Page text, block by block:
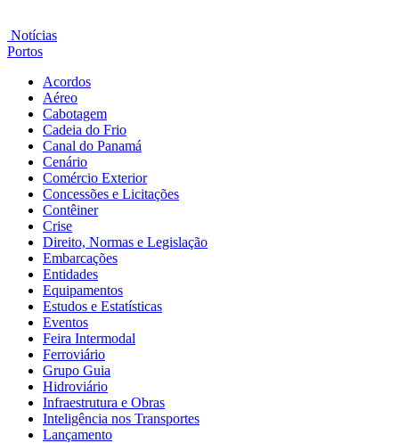
Notícias
Portos
Acordos
Aéreo
Cabotagem
Cadeia do Frio
Canal do Panamá
Cenário
Comércio Exterior
Concessões e Licitações
Contêiner
Crise
Direito, Normas e Legislação
Embarcações
Entidades
Equipamentos
Estudos e Estatísticas
Eventos
Feira Intermodal
Ferroviário
Grupo Guia
Hidroviário
Infraestrutura e Obras
Inteligência nos Transportes
Lançamento